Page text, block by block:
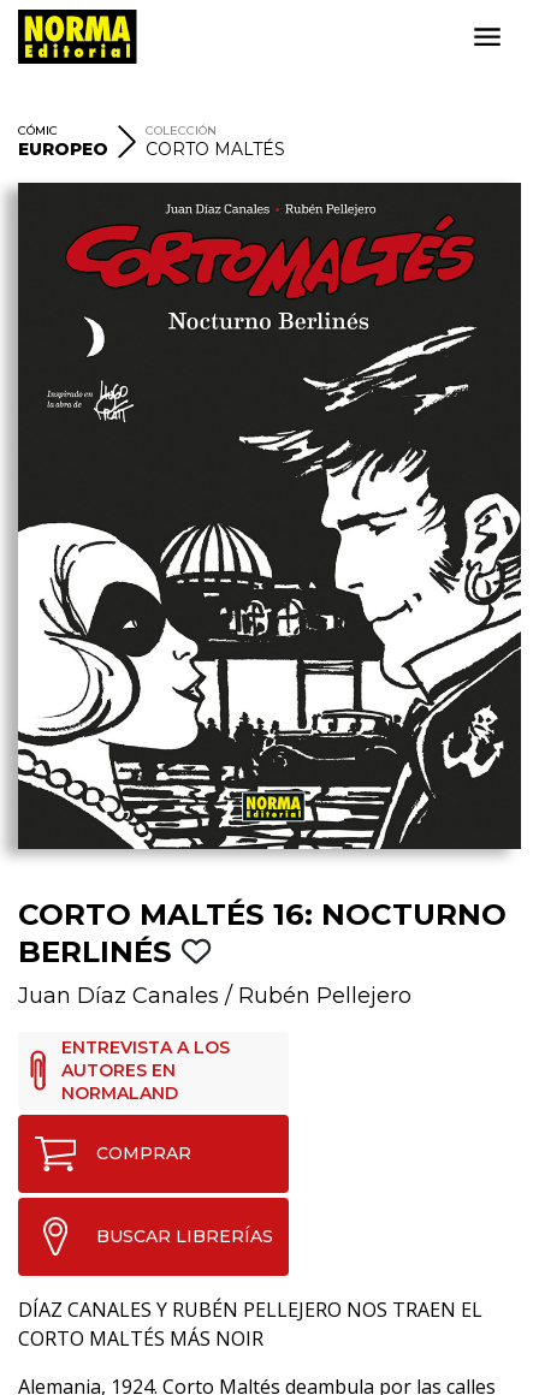
CÓMIC
EUROPEO
COLECCIÓN
CORTO MALTÉS
CORTO MALTÉS 16: NOCTURNO
BERLINÉS
Juan Díaz Canales / Rubén Pellejero
ENTREVISTA A LOS
AUTORES EN
NORMALAND
COMPRAR
BUSCAR LIBRERÍAS
DÍAZ CANALES Y RUBÉN PELLEJERO NOS TRAEN EL
CORTO MALTÉS MÁS NOIR
Alemania, 1924. Corto Maltés deambula por las calles